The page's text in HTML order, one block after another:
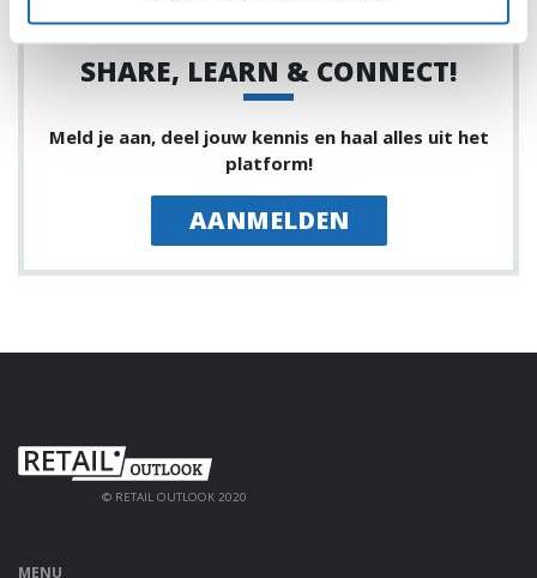
SHARE, LEARN & CONNECT!
Meld je aan, deel jouw kennis en haal alles uit het
platform!
AANMELDEN
© RETAIL OUTLOOK 2020
MENU